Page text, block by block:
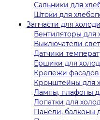
Сальники для
Штоки для
Запчасти для
Вентиляторы для
Выключатели
Датчики
Ершики для
Крепежи фасадов
Кронштейны для
Лампы, плафоны
Лопатки для
Панели, балконы